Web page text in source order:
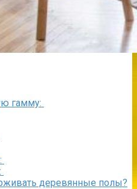
гамму:
деревянные полы?